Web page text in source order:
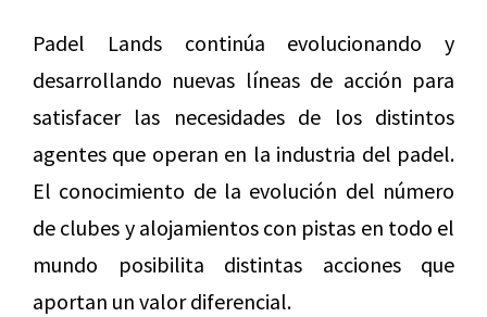
Padel Lands continúa evolucionando y
desarrollando nuevas líneas de acción para
satisfacer las necesidades de los distintos
agentes que operan en la industria del padel.
El conocimiento de la evolución del número
de clubes y alojamientos con pistas en todo el
mundo posibilita distintas acciones que
aportan un valor diferencial.